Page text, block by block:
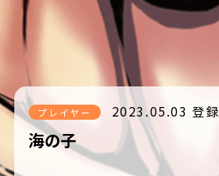
プレイヤー 2023.05.03 登録
海の子